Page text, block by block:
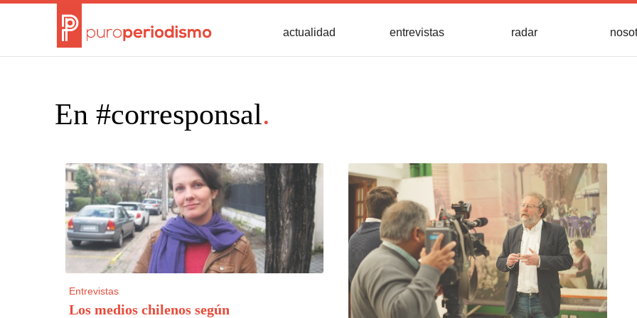
actualidad entrevistas radar
En #corresponsal.
Entrevistas
Los medios chilenos según